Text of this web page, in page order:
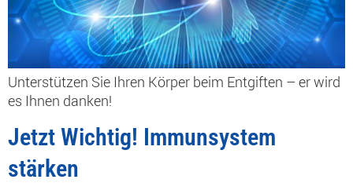
Unterstützen Sie Ihren Körper beim Entgiften – er wird
es Ihnen danken!
Jetzt Wichtig! Immunsystem
stärken